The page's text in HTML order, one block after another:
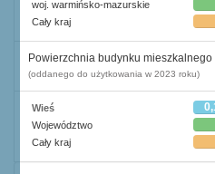
woj. warmińsko-mazurskie
Cały kraj
Powierzchnia budynku mieszkalnego
(oddanego do użytkowania w 2023 roku)
Wieś
Województwo
Cały kraj